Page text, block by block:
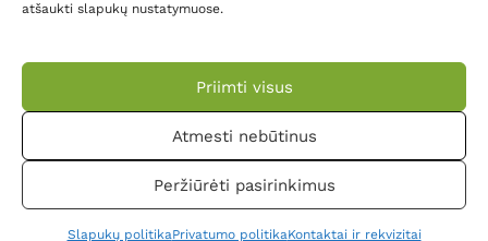
atšaukti slapukų nustatymuose.
Priimti visus
Atmesti nebūtinus
Peržiūrėti pasirinkimus
Slapukų politikaPrivatumo politikaKontaktai ir rekvizitai
Noriu gauti informaciją apie naujienas ir akcijas.
© 2014-2026 Biomed.lt. Visos teisės saugomos. Be UAB
"Doris Group" sutikimo draudžiama kopijuoti ir naudoti
puslapio Biomed.lt tekstinę ir vizualinę informaciją. OPS
sprendimas: UAB "Market Rats"